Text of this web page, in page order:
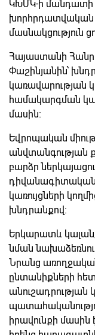
ԿԽՄԿ-ի մանդատի
խորհրդատվական
մասնակցություն
Հայաստանի
Փաշինյանին՝
կառավարության
համակարգման
մասին։
Եվրոպական
անվտանգության
բարձր
դիվանագիտական
կառույցների
խնդրանքով:
Երկարատև
նման
Նրանց
ընտանիքների
անուշադրության
իրավունքի մասին